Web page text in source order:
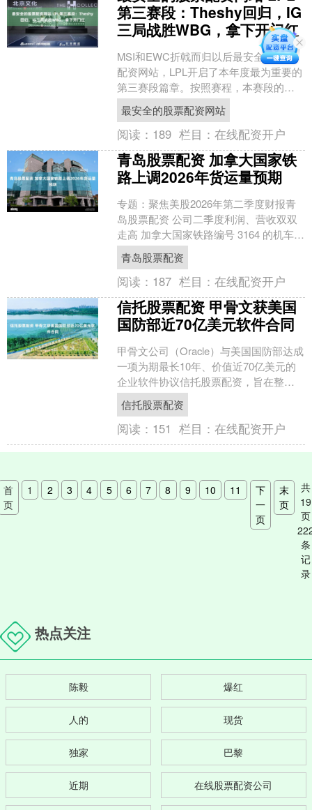
第三赛段：Theshy回归，IG
三局战胜WBG，拿下开门红
MSI和EWC折戟而归以后最安全的股票
配资网站，LPL开启了本年度最为重要的
第三赛段篇章。按照赛程，本赛段的时
间为：7月22日~8月23日，分为深圳，上
海，北京....
最安全的股票配资网站
阅读： 189 栏目：在线配资开户
青岛股票配资 加拿大国家铁
路上调2026年货运量预期
专题：聚焦美股2026年第二季度财报青
岛股票配资 公司二季度利润、营收双双
走高 加拿大国家铁路编号 3164 的机车行
驶于加拿大太平洋堪萨斯城铁路
（CPKC）海....
青岛股票配资
阅读： 187 栏目：在线配资开户
信托股票配资 甲骨文获美国
国防部近70亿美元软件合同
甲骨文公司（Oracle）与美国国防部达成
一项为期最长10年、价值近70亿美元的
企业软件协议信托股票配资，旨在整合
美军各军种及情报机构的软件采购。受
此消息提振，....
信托股票配资
阅读： 151 栏目：在线配资开户
首
页
1 2 3 4 5 6 7 8 9 10 11
下
一
页
末
页
共
19
页
条
记
录
热点关注
陈毅 爆红
人的 现货
独家 巴黎
近期 在线股票配资公司